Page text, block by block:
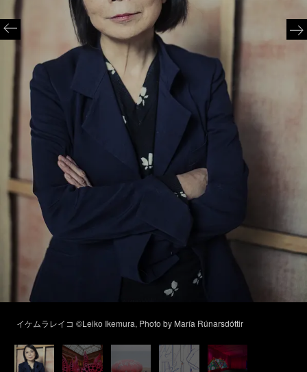
イケムラレイコ ©Leiko Ikemura, Photo by María Rúnarsdóttir